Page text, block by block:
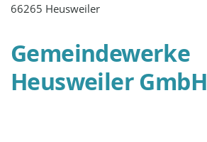
Gemeindewerke
Heusweiler GmbH
66265 Heusweiler